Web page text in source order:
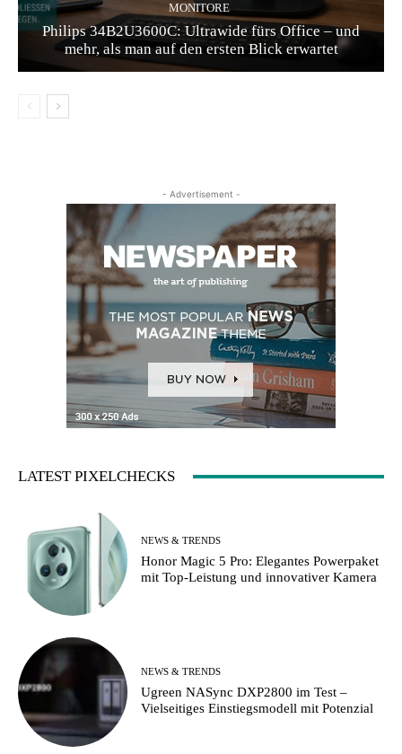
MONITORE
Philips 34B2U3600C: Ultrawide fürs Office – und
mehr, als man auf den ersten Blick erwartet
- Advertisement -
LATEST PIXELCHECKS
NEWS & TRENDS
Honor Magic 5 Pro: Elegantes Powerpaket
mit Top-Leistung und innovativer Kamera
NEWS & TRENDS
Ugreen NASync DXP2800 im Test –
Vielseitiges Einstiegsmodell mit Potenzial